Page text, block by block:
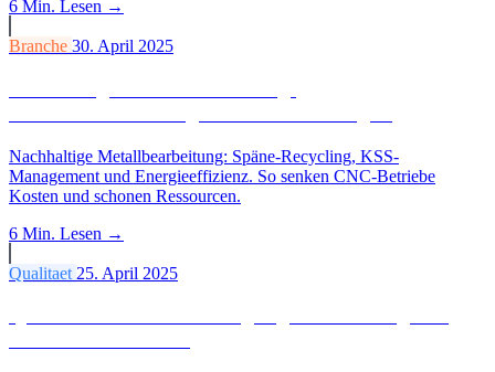
6 Min. Lesen →
Branche 30. April 2025
Nachhaltige Metallbearbeitung: Späne-Recycling, KSS-
Management und Energieeffizienz. So senken CNC-Betriebe
Kosten und schonen Ressourcen.
6 Min. Lesen →
Qualitaet 25. April 2025